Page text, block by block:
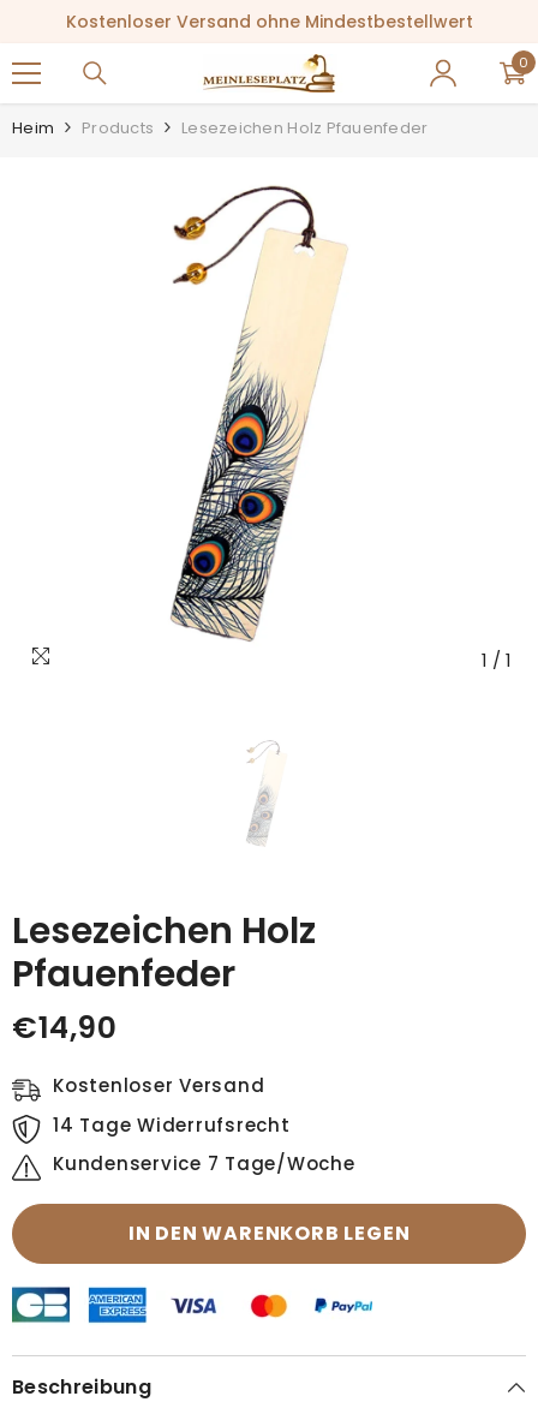
Kostenloser Versand ohne Mindestbestellwert
0
0
Heim Products Lesezeichen Holz Pfauenfeder
1 / 1
Lesezeichen Holz
Pfauenfeder
€14,90
Kostenloser Versand
14 Tage Widerrufsrecht
Kundenservice 7 Tage/Woche
IN DEN WARENKORB LEGEN
Beschreibung